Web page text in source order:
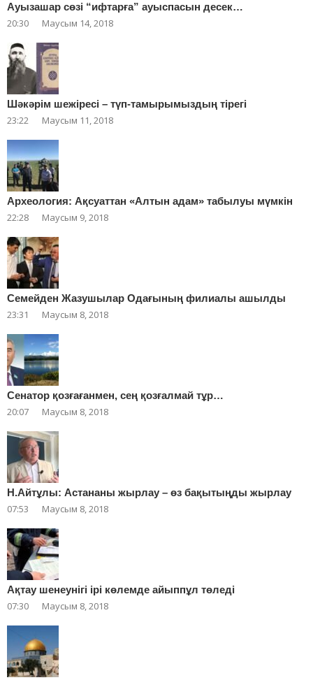
Ауызашар сөзі “ифтарға” ауыспасын десек…
20:30 Маусым 14, 2018
Шәкәрім шежіресі – түп-тамырымыздың тірегі
23:22 Маусым 11, 2018
Археология: Ақсуаттан «Алтын адам» табылуы мүмкін
22:28 Маусым 9, 2018
Cемейден Жазушылар Одағының филиалы ашылды
23:31 Маусым 8, 2018
Сенатор қозғағанмен, сең қозғалмай тұр…
20:07 Маусым 8, 2018
Н.Айтұлы: Астананы жырлау – өз бақытыңды жырлау
07:53 Маусым 8, 2018
Ақтау шенеунігі ірі көлемде айыппұл төледі
07:30 Маусым 8, 2018